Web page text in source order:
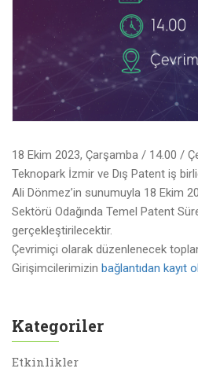
18 Ekim 2023, Çarşamba / 14.00 /
Teknopark İzmir ve Dış Patent iş
Ali Dönmez’in sunumuyla 18 Ekim
Sektörü Odağında Temel Patent
gerçekleştirilecektir.
Çevrimiçi olarak düzenlenecek
Girişimcilerimizin bağlantıdan kayıt
Kategoriler
Etkinlikler